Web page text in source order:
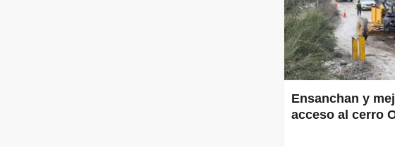
Ensanchan y
acceso al cerro